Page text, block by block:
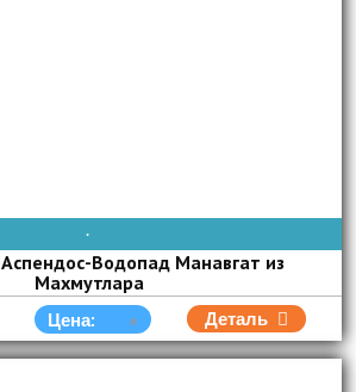
AVAIBLE EVERY DAY
Водопад Манавгат из
Махмутлара
Цена: Деталь